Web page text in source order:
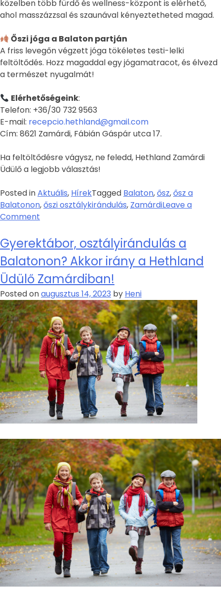
közelben több fürdő és wellness-központ is elérhető,
ahol masszázzsal és szaunával kényeztetheted magad.
Őszi jóga a Balaton partján
A friss levegőn végzett jóga tökéletes testi-lelki
feltöltődés. Hozz magaddal egy jógamatracot, és élvezd
a természet nyugalmát!
Elérhetőségeink:
Telefon: +36/30 732 9563
E-mail: recepcio.hethland@gmail.com
Cím: 8621 Zamárdi, Fábián Gáspár utca 17.
Ha feltöltődésre vágysz, ne feledd, Hethland Zamárdi
Üdülő a legjobb választás!
Posted inAktuális, HírekTagged Balaton,ősz,ősz a
Balatonon,őszi osztálykirándulás, ZamárdiLeave a
Comment
Gyerektábor, osztályirándulás a
Balatonon? Akkor irány a Hethland
Üdülő Zamárdiban!
Posted onaugusztus 14, 2023 by Heni